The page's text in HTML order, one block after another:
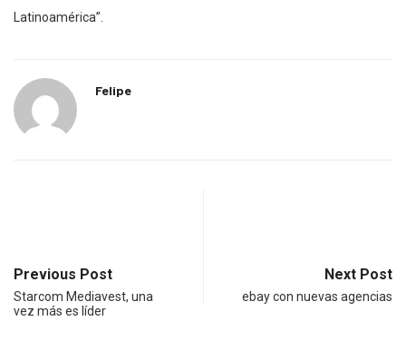
Latinoamérica”.
Felipe
Previous Post
Starcom Mediavest, una
vez más es líder
Next Post
ebay con nuevas agencias